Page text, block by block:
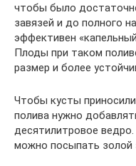
чтобы было
завязей и до полного
эффективен
Плоды при таком
размер и более
Чтобы кусты
полива нужно
десятилитровое
можно посыпать золой